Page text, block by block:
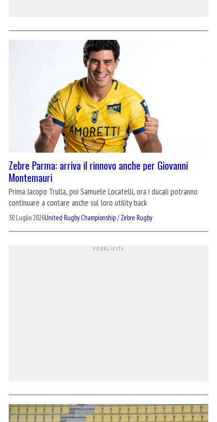
Zebre Parma: arriva il rinnovo anche per Giovanni
Montemauri
Prima Jacopo Trulla, poi Samuele Locatelli, ora i ducali potranno
continuare a contare anche sul loro utility back
30 Luglio 2026United Rugby Championship/Zebre Rugby